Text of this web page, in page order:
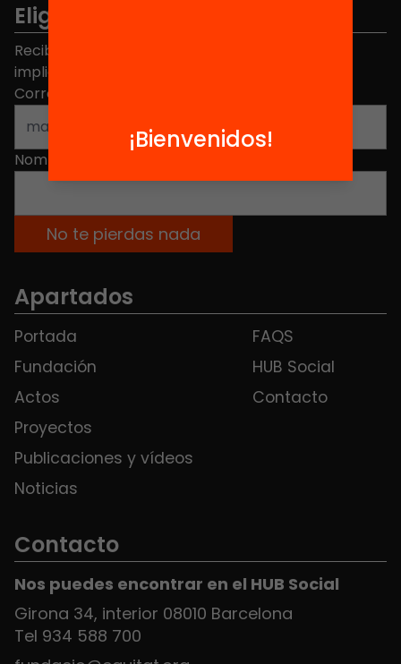
Elige equidad
Recibe contenidos, iniciativas y proyectos para
implicarte.
Correo electrónico
Nombre
Apartados
Portada
Fundación
Actos
Proyectos
Publicaciones y vídeos
Noticias
FAQS
HUB Social
Contacto
Contacto
Nos puedes encontrar en el HUB Social
Girona 34, interior 08010 Barcelona
Tel 934 588 700
¡Bienvenidos!